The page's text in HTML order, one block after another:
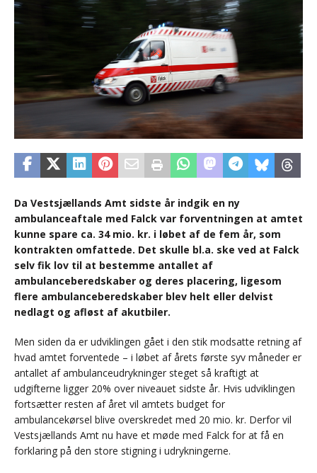
Da Vestsjællands Amt sidste år indgik en ny
ambulanceaftale med Falck var forventningen at amtet
kunne spare ca. 34 mio. kr. i løbet af de fem år, som
kontrakten omfattede. Det skulle bl.a. ske ved at Falck
selv fik lov til at bestemme antallet af
ambulanceberedskaber og deres placering, ligesom
flere ambulanceberedskaber blev helt eller delvist
nedlagt og afløst af akutbiler.
Men siden da er udviklingen gået i den stik modsatte retning af
hvad amtet forventede – i løbet af årets første syv måneder er
antallet af ambulanceudrykninger steget så kraftigt at
udgifterne ligger 20% over niveauet sidste år. Hvis udviklingen
fortsætter resten af året vil amtets budget for
ambulancekørsel blive overskredet med 20 mio. kr. Derfor vil
Vestsjællands Amt nu have et møde med Falck for at få en
forklaring på den store stigning i udrykningerne.